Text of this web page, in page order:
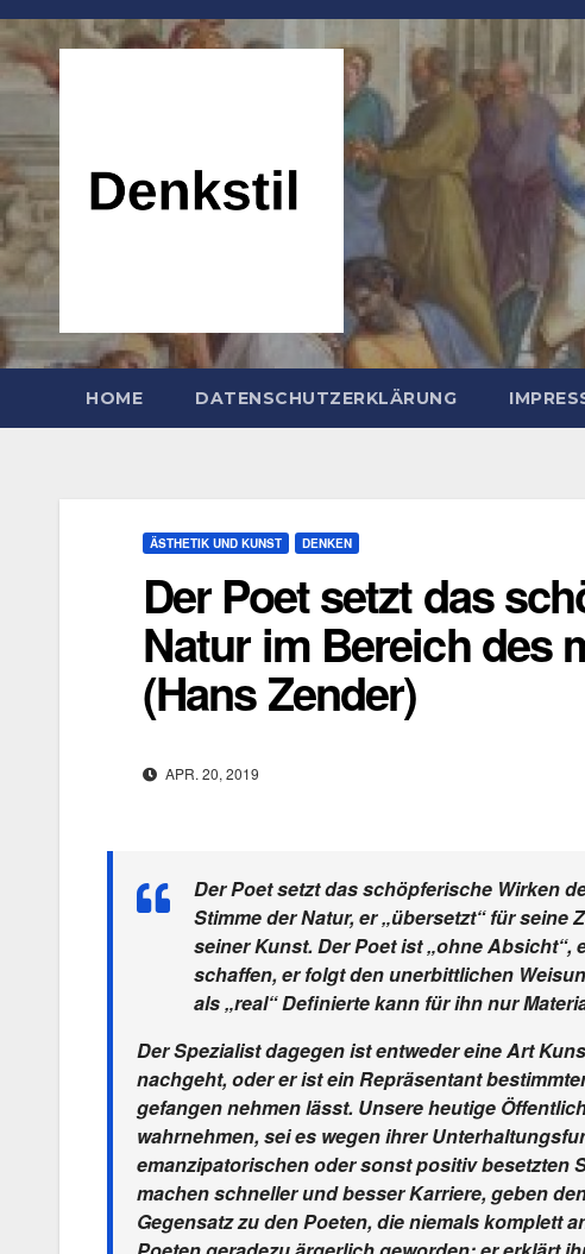
Zum
Inhalt
springen
HOME DATENSCHUTZERKLÄRUNG
ÄSTHETIK UND KUNST DENKEN
Der Poet setzt das
Natur im Bereich des
(Hans Zender)
APR. 20, 2019
Der Poet setzt das schöpferische Wirken
Stimme der Natur, er „übersetzt“ für seine
seiner Kunst. Der Poet ist „ohne Absicht“,
schaffen, er folgt den unerbittlichen
als „real“ Definierte kann für ihn nur
Der Spezialist dagegen ist entweder eine Art
nachgeht, oder er ist ein Repräsentant
gefangen nehmen lässt. Unsere heutige
wahrnehmen, sei es wegen ihrer
emanzipatorischen oder sonst positiv besetzten
machen schneller und besser Karriere, geben
Gegensatz zu den Poeten, die niemals komplett